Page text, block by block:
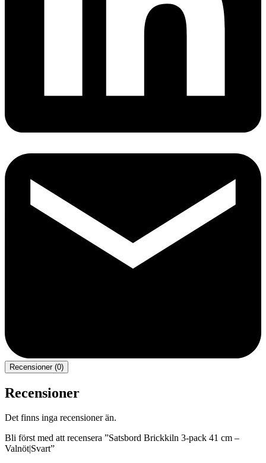
Recensioner (0)
Recensioner
Det finns inga recensioner än.
Bli först med att recensera ”Satsbord Brickkiln 3-pack 41 cm –
Valnöt|Svart”